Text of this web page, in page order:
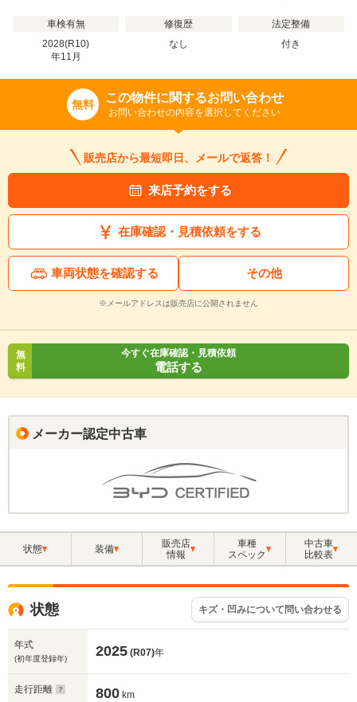
車検有無
2028(R10)
年11 月
修復歴
なし
法定整備
付き
無料 この物件に関するお問い合わせ
お問い合わせの内容を選択してください
販売店から最短即日、メールで返答！
来店予約をする
在庫確認・見積依頼をする
車両状態を確認する その他
※メールアドレスは販売店に公開されません
無
料
今すぐ在庫確認・見積依頼
電話する
メーカー認定中古車
状態 装備
販売店
情報
車種
スペック
中古車
比較表
状態 キズ・凹みについて問い合わせる
年式
(初年度登録年) 2025 (R07)年
走行距離 800 km